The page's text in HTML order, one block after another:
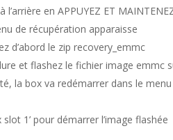
l’arrière en APPUYEZ ET
de récupération apparaisse
d’abord le zip recovery_emmc
et flashez le fichier image emmc
la box va redémarrer dans le
slot 1’ pour démarrer l’image flashée